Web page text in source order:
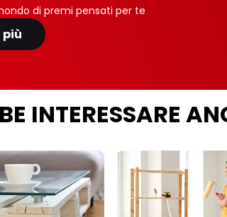
di premi pensati per te
più
INTERESSARE